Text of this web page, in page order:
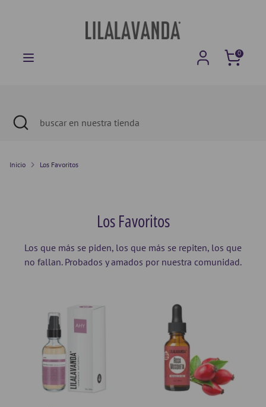
Carrito
0
Buscar
Buscar buscar
tienda
Cerrar
búsqueda
Inicio Los Favoritos
Los Favoritos
Los que más se piden, los que más se repiten, los que
no fallan. Probados y amados por nuestra comunidad.